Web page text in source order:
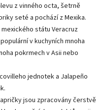
z vinného octa, šetrně
seté a pochází z Mexika.
státu Veracruz
v kuchyních mnoha
pokrmech v Asii nebo
jednotek a Jalapeño
jsou zpracovány čerstvě